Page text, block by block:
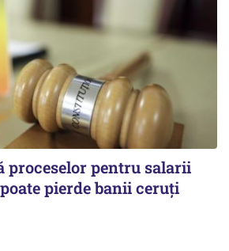
proceselor pentru salarii
pierde banii ceruți